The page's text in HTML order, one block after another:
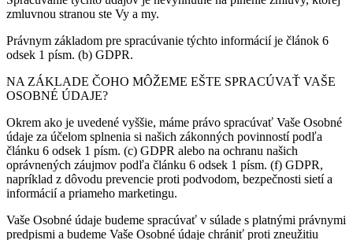
zmluvnou stranou ste Vy a my.
Právnym základom pre spracúvanie týchto informácií je článok 6
odsek 1 písm. (b) GDPR.
NA ZÁKLADE ČOHO MÔŽEME EŠTE SPRACÚVAŤ VAŠE
OSOBNÉ ÚDAJE?
Okrem ako je uvedené vyššie, máme právo spracúvať Vaše Osobné
údaje za účelom splnenia si našich zákonných povinností podľa
článku 6 odsek 1 písm. (c) GDPR alebo na ochranu našich
oprávnených záujmov podľa článku 6 odsek 1 písm. (f) GDPR,
napríklad z dôvodu prevencie proti podvodom, bezpečnosti sietí a
informácií a priameho marketingu.
Vaše Osobné údaje budeme spracúvať v súlade s platnými právnymi
predpismi a budeme Vaše Osobné údaje chrániť proti zneužitiu